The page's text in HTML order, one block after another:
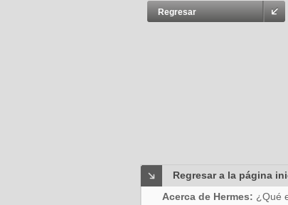
Regresar
Regresar a la página
Acerca de Hermes: ¿Qué